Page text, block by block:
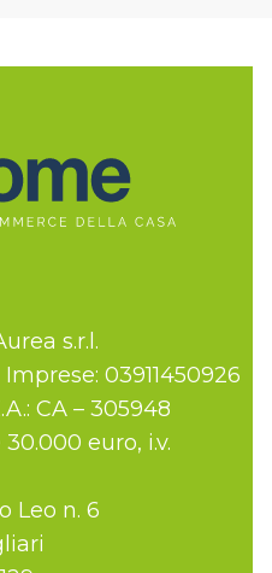
s.r.l.
03911450926
CA – 305948
euro, i.v.
Leo n. 6